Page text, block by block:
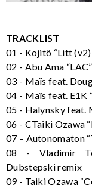
TRACKLIST
01 - Kojitô “Litt
02 - Abu Ama “LAC”
03 - Maïs feat.
04 - Maïs feat. E1K
05 - Halynsky feat.
06 - CTaiki Ozawa
07 – Autonomaton
08 - Vladimir
Dubstepski remix
09 - Taiki Ozawa